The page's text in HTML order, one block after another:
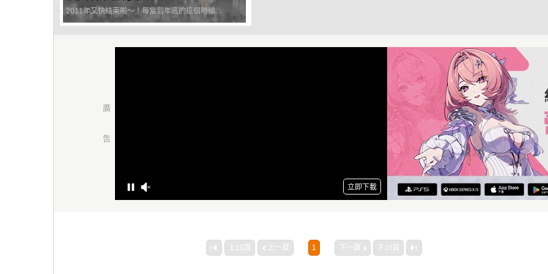
2011年又快結束啦～！每當到年底的這個時候～
在各國都就會舉行一些歌唱大賞或是演技大賞等
等，所以這個時候對藝人們來講，也是最緊張的時
上10頁 上一頁 1 下一頁 下10頁